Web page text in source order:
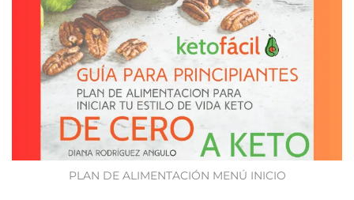
PLAN DE ALIMENTACIÓN MENÚ INICIO